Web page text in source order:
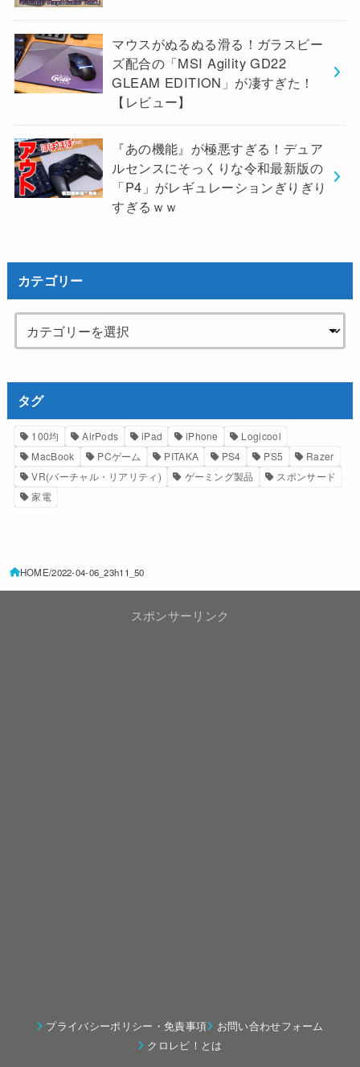
マウスがぬるぬる滑る！ガラスビー
ズ配合の「MSI Agility GD22
GLEAM EDITION」が凄すぎた！
【レビュー】
『あの機能』が極悪すぎる！デュア
ルセンスにそっくりな令和最新版の
「P4」がレギュレーションぎりぎり
すぎるｗｗ
カテゴリー
タグ
100均 AirPods iPad iPhone
Logicool
MacBook
PCゲーム PITAKA PS4 PS5
Razer
VR(バーチャル・リアリティ)
ゲーミング製品
スポンサード
家電
HOME 2022-04-06_23h11_50
スポンサーリンク
プライバシーポリシー・免責事項
お問い合わせフォーム
クロレビ！とは